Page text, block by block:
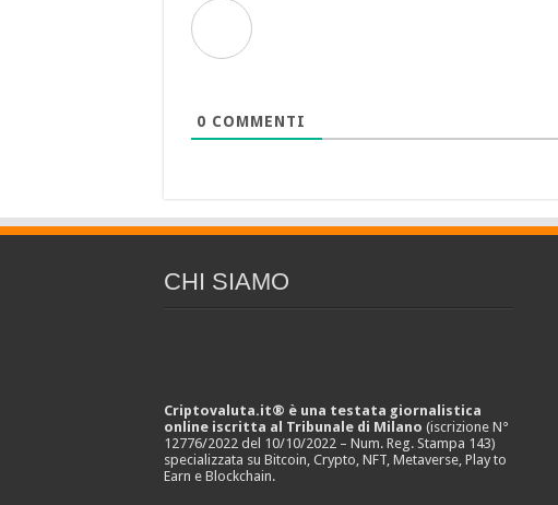
0 COMMENTI
CHI SIAMO
Criptovaluta.it® è una testata giornalistica
online iscritta al Tribunale di Milano (iscrizione N°
12776/2022 del 10/10/2022 – Num. Reg. Stampa 143)
specializzata su Bitcoin, Crypto, NFT, Metaverse, Play to
Earn e Blockchain.